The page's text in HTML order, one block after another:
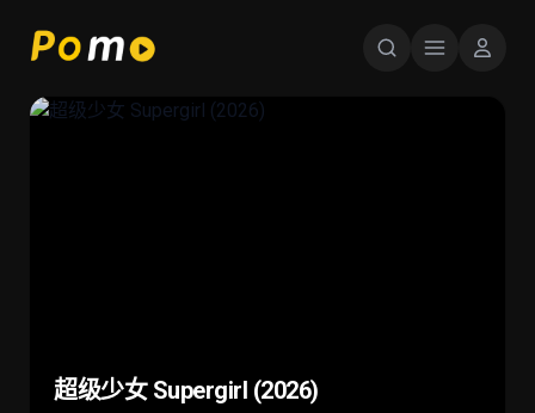
超级少女 Supergirl (2026)
后室 Backrooms (2026)
火遮眼 (2025)
The Mandalorian & Grogu (2026)